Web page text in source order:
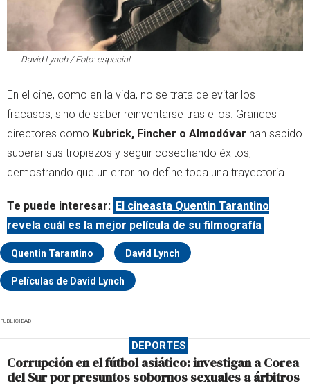
David Lynch / Foto: especial
En el cine, como en la vida, no se trata de evitar los
fracasos, sino de saber reinventarse tras ellos. Grandes
directores como Kubrick, Fincher o Almodóvar han sabido
superar sus tropiezos y seguir cosechando éxitos,
demostrando que un error no define toda una trayectoria.
Te puede interesar: El cineasta Quentin Tarantino
revela cuál es la mejor película de su filmografía
Quentin Tarantino David Lynch
Películas de David Lynch
PUBLICIDAD
DEPORTES
Corrupción en el fútbol asiático: investigan a Corea
del Sur por presuntos sobornos sexuales a árbitros